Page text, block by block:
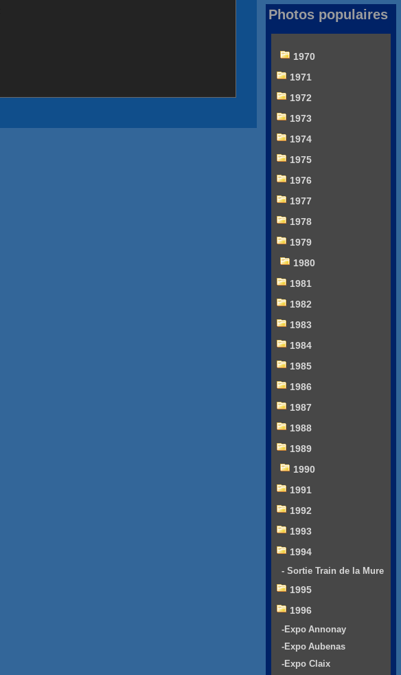
Photos populaires
1970
1971
1972
1973
1974
1975
1976
1977
1978
1979
1980
1981
1982
1983
1984
1985
1986
1987
1988
1989
1990
1991
1992
1993
1994
- Sortie Train de la Mure
1995
1996
-Expo Annonay
-Expo Aubenas
-Expo Claix